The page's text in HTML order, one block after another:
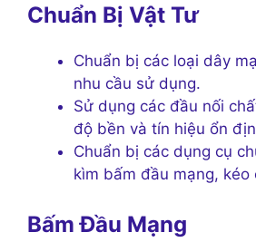
Chuẩn Bị Vật Tư
Chuẩn bị các loại dây
nhu cầu sử dụng.
Sử dụng các đầu nối
độ bền và tín hiệu ổn
Chuẩn bị các dụng cụ
kìm bấm đầu mạng, kéo
Bấm Đầu Mạng